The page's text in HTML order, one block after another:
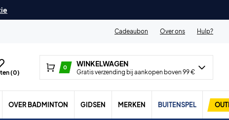
Cadeaubon
Over ons Hulp?
(0)
0 WINKELWAGEN
Gratis verzending bij aankopen boven 99 €
OVER BADMINTON GIDSEN MERKEN BUITENSPEL